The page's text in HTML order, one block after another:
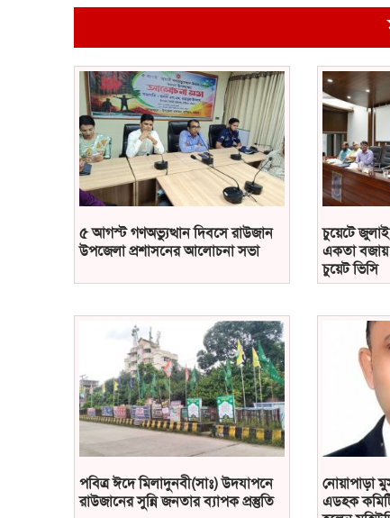
৫ আগস্ট গণঅভ্যুত্থান দিবসে রাউজান
উপজেলা প্রশাসনের আলোচনা সভা
চুয়েটে
একতা বজায়
চুয়েট ভিসি
পবিত্র ঈদে মিলাদুনবী(সাঃ) উদযাপনে
রাউজানের সুন্নি জনতার ব্যাপক প্রস্তুতি
নোয়াপাড়া
এডহক